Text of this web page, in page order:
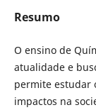
Resumo
O ensino de
atualidade e
permite estudar
impactos na